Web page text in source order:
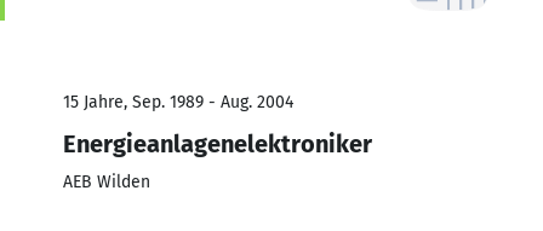
15 Jahre, Sep. 1989 - Aug. 2004
Energieanlagenelektroniker
AEB Wilden